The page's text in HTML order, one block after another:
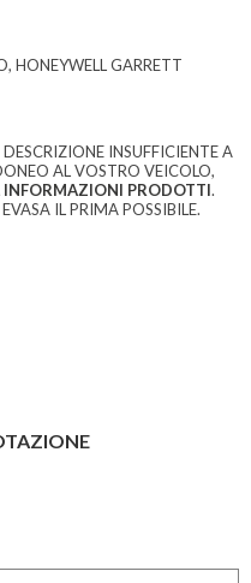
HONEYWELL GARRETT
INSUFFICIENTE A
AL VOSTRO VEICOLO,
INFORMAZIONI PRODOTTI.
IL PRIMA POSSIBILE.